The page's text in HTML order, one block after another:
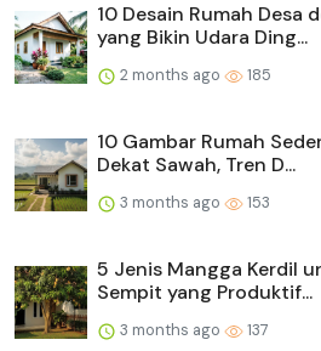
10 Desain Rumah Desa
yang Bikin Udara Ding...
2 months ago 185
10 Gambar Rumah
Dekat Sawah, Tren D...
3 months ago 153
5 Jenis Mangga Kerdil
Sempit yang Produktif...
3 months ago 137